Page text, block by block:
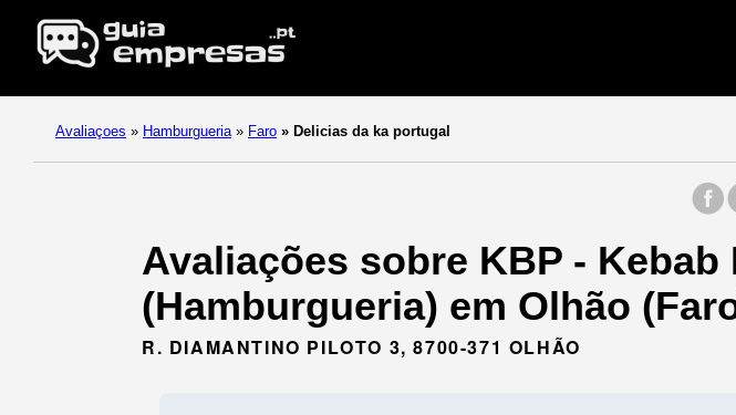
Avaliaçoes » Hamburgueria » Faro » Delicias da ka portugal
Avaliações sobre KBP - Kebab
(Hamburgueria) em Olhão
R. DIAMANTINO PILOTO 3, 8700-371 OLHÃO